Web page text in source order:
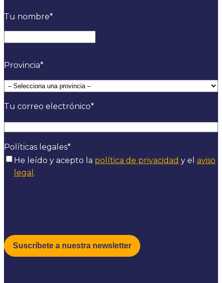
Tu nombre*
Provincia*
Tu correo electrónico*
Políticas legales*
He leído y acepto la política de privacidad y el aviso
legal .